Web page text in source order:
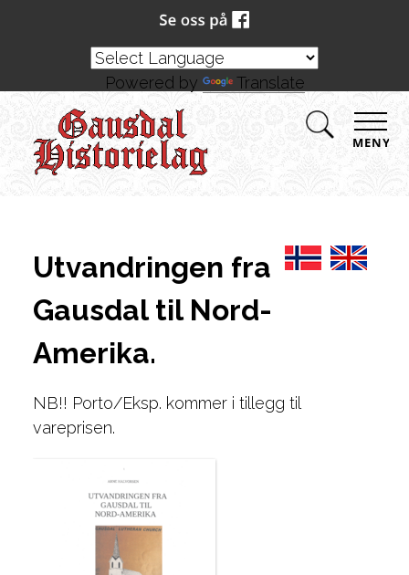
MENY
Utvandringen fra
Gausdal til Nord-
Amerika.
NB!! Porto/Eksp. kommer i tillegg til
vareprisen.
Powered by Translate